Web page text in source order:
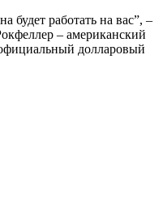
будет работать на вас”, –
– американский
долларовый